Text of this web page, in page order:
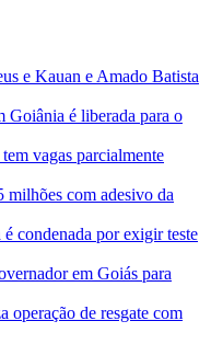
e Kauan e Amado Batista
Goiânia é liberada para o
vagas parcialmente
milhões com adesivo da
condenada por exigir teste
em Goiás para
operação de resgate com